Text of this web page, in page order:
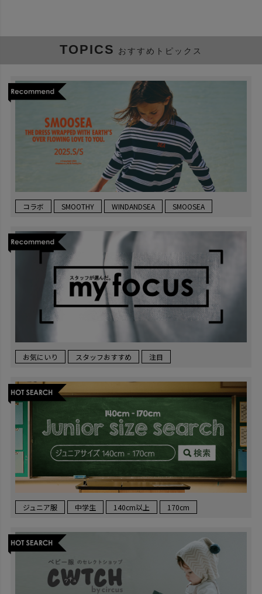
TOPICS おすすめトピックス
コラボ SMOOTHY WINDANDSEA SMOOSEA
お気にいり スタッフおすすめ 注目
ジュニア服 中学生 140cm以上 170cm